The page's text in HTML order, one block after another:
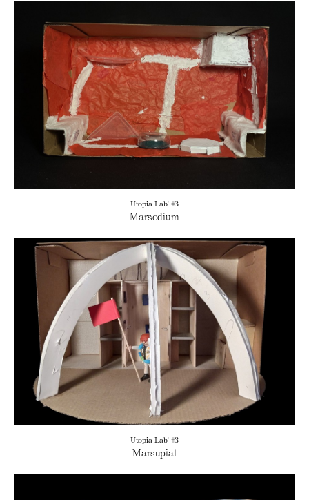
Utopia Lab' #3
Marsodium
Utopia Lab' #3
Marsupial